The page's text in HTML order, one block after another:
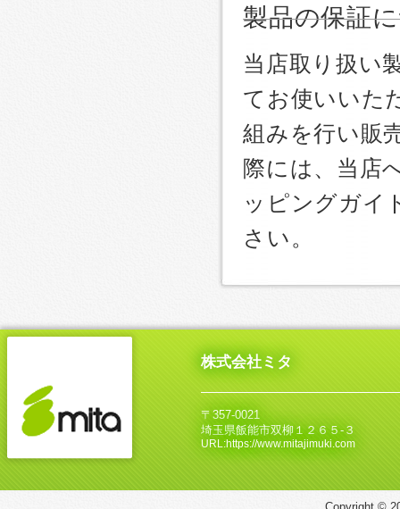
製品の保証
当店取り扱い
てお使いいた
組みを行い販
際には、当店
ッピングガイ
さい。
株式会社ミタ
〒357-0021
埼玉県飯能市双柳１２６５‐３
URL:https://www.mitajimuki.com